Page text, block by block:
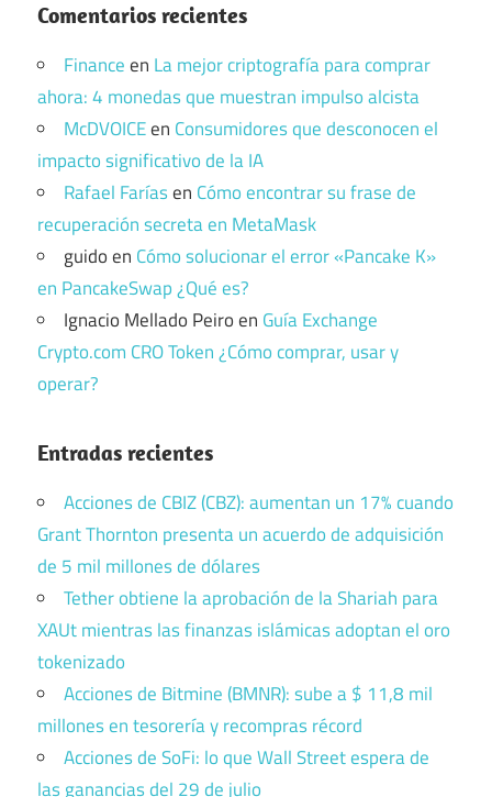
Comentarios recientes
Financeen La mejor criptografía para comprar
ahora: 4 monedas que muestran impulso alcista
McDVOICEen Consumidores que desconocen el
impacto significativo de la IA
Rafael Faríasen Cómo encontrar su frase de
recuperación secreta en MetaMask
guidoen Cómo solucionar el error «Pancake K»
en PancakeSwap ¿Qué es?
Ignacio Mellado Peiroen Guía Exchange
Crypto.com CRO Token ¿Cómo comprar, usar y
operar?
Entradas recientes
Acciones de CBIZ (CBZ): aumentan un 17% cuando
Grant Thornton presenta un acuerdo de adquisición
de 5 mil millones de dólares
Tether obtiene la aprobación de la Shariah para
XAUt mientras las finanzas islámicas adoptan el oro
tokenizado
Acciones de Bitmine (BMNR): sube a $ 11,8 mil
millones en tesorería y recompras récord
Acciones de SoFi: lo que Wall Street espera de
las ganancias del 29 de julio